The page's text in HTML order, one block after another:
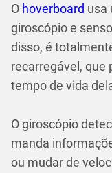
O hoverboard usa
giroscópio e
disso, é
recarregável, que
tempo de vida
O giroscópio
manda
ou mudar de